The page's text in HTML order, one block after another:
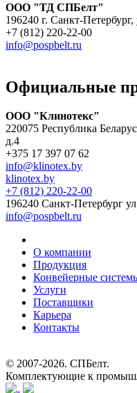
ООО "ТД СПБелт"
196240 г. Санкт-
+7 (812) 220-22-00
info@pospbelt.ru
Официальные
ООО "Клинотекс"
220075 Республика
д.4
+375 17 397 07 62
info@klinotex.by
klinotex.by
+7 (812) 220-22-00
196240 Санкт-Петербург
info@pospbelt.ru
О компании
Продукция
Конвейерные
Услуги
Поставщики
Карьера
Контакты
© 2007-2026. СПБелт.
Комплектующие к